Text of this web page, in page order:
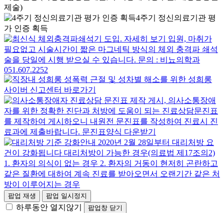
4주기 정신의료기관 평
가 인증 획득
팝업 재생 팝업 일시정지
하루동안 열지않기
팝업창 닫기